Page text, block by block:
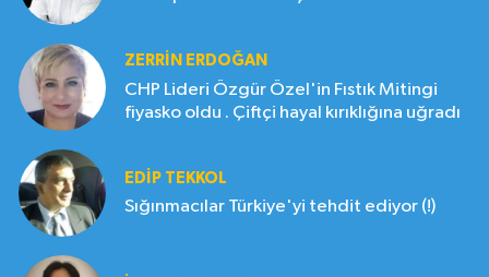
ZERRIN ERDOĞAN
CHP Lideri Özgür Özel'in Fıstık Mitingi
fiyasko oldu . Çiftçi hayal kırıklığına uğradı
EDIP TEKKOL
Sığınmacılar Türkiye'yi tehdit ediyor (!)